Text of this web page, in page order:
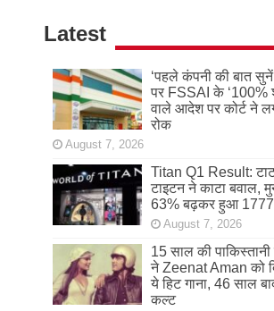
Latest
‘पहले कंपनी की बात
पर FSSAI के ‘100%
वाले आदेश पर कोर्ट ने
रोक
August 7, 2026
Titan Q1 Result:
टाइटन ने काटा बवाल,
63% बढ़कर हुआ 1777
August 7, 2026
15 साल की पाकिस्तानी
ने Zeenat Aman को
ये हिट गाना, 46 साल
कल्ट